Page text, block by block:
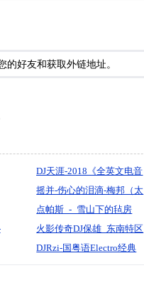
好友和获取外链地址。
DJ天涯-2018《全英文电音
慢摇·车载必备重低音动感
旋律英文电音舞曲串烧》
摇并-伤心的泪滴-梅邦（太
原-王源制作）
点帕斯_-_雪山下的毡房
（孙久久）『默寫制作』
火影传奇DJ保雄_东南特区
粘木头系列FunkyHouse大
DJRzi-国粤语Electro经典